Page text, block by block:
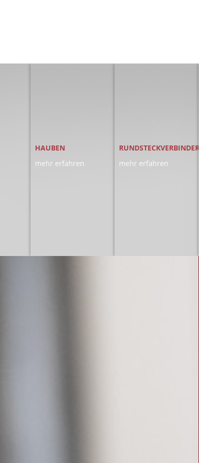
HAUBEN
mehr erfahren
RUNDSTECKVERBINDER
mehr erfahren